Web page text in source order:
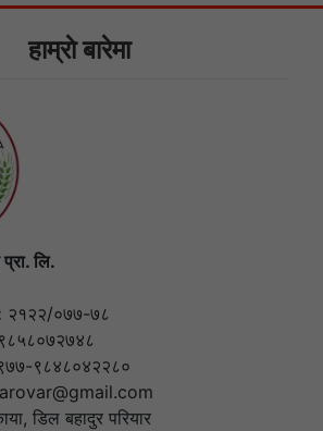
हाम्राे बारेमा
लि.
२१२२/०७७-७८
९८४८०४२२८०
डिल बहादुर परियार